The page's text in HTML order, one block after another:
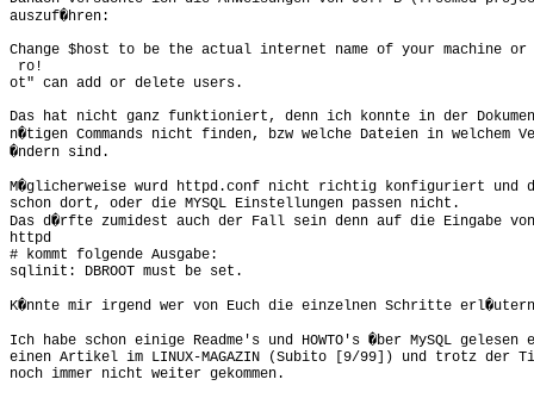
auszuf�hren:
Change $host to be the actual internet name of your
ro!
ot" can add or delete users.
Das hat nicht ganz funktioniert, denn ich konnte in der
n�tigen Commands nicht finden, bzw welche Dateien in welchem
�ndern sind.
M�glicherweise wurd httpd.conf nicht richtig konfiguriert und
schon dort, oder die MYSQL Einstellungen passen nicht.
Das d�rfte zumidest auch der Fall sein denn auf die Eingabe
httpd
# kommt folgende Ausgabe:
sqlinit: DBROOT must be set.
K�nnte mir irgend wer von Euch die einzelnen Schritte
Ich habe schon einige Readme's und HOWTO's �ber MySQL gelesen
einen Artikel im LINUX-MAGAZIN (Subito [9/99]) und trotz der
noch immer nicht weiter gekommen.